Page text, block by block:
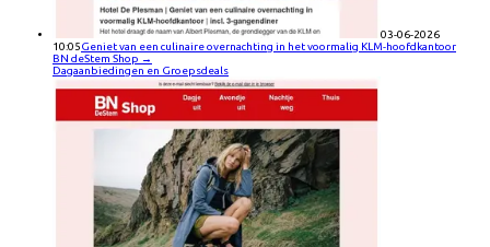
03-06-2026
10:05Geniet van een culinaire overnachting in het voormalig KLM-hoofdkantoor
BN deStem Shop →
Dagaanbiedingen en Groepsdeals